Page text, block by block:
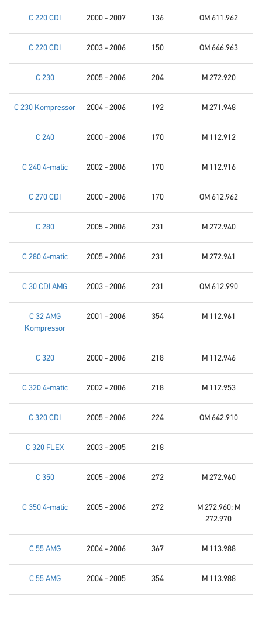
C 220 CDI 2000 - 2007 136 OM 611.962
C 220 CDI 2003 - 2006 150 OM 646.963
C 230 2005 - 2006 204 M 272.920
C 230 Kompressor 2004 - 2006 192 M 271.948
C 240 2000 - 2006 170 M 112.912
C 240 4-matic 2002 - 2006 170 M 112.916
C 270 CDI 2000 - 2006 170 OM 612.962
C 280 2005 - 2006 231 M 272.940
C 280 4-matic 2005 - 2006 231 M 272.941
C 30 CDI AMG 2003 - 2006 231 OM 612.990
C 32 AMG
Kompressor
2001 - 2006 354 M 112.961
C 320 2000 - 2006 218 M 112.946
C 320 4-matic 2002 - 2006 218 M 112.953
C 320 CDI 2005 - 2006 224 OM 642.910
C 320 FLEX 2003 - 2005 218
C 350 2005 - 2006 272 M 272.960
C 350 4-matic 2005 - 2006 272
M 272.960; M
272.970
C 55 AMG 2004 - 2006 367 M 113.988
C 55 AMG 2004 - 2005 354 M 113.988